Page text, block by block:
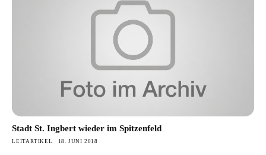
Stadt St. Ingbert wieder im Spitzenfeld
LEITARTIKEL 18. JUNI 2018